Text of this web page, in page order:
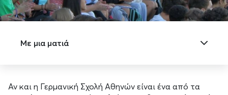
Με μια ματιά
Αν και η Γερμανική Σχολή Αθηνών είναι ένα από τα